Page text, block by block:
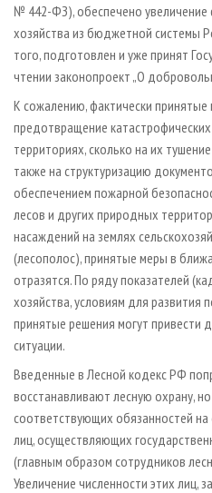
№ 442-ФЗ), обеспечено увеличение
хозяйства из бюджетной системы
того, подготовлен и уже принят
чтении законопроект „О
К сожалению, фактически
предотвращение
территориях, сколько на их
также на структуризацию
обеспечением пожарной
лесов и других природных
насаждений на землях
(лесополос), принятые меры в
отразятся. По ряду показателей
хозяйства, условиям для
принятые решения могут привести
ситуации.
Введенные в Лесной кодекс РФ
восстанавливают лесную охрану,
соответствующих обязанностей
лиц, осуществляющих
(главным образом сотрудников
Увеличение численности этих лиц,